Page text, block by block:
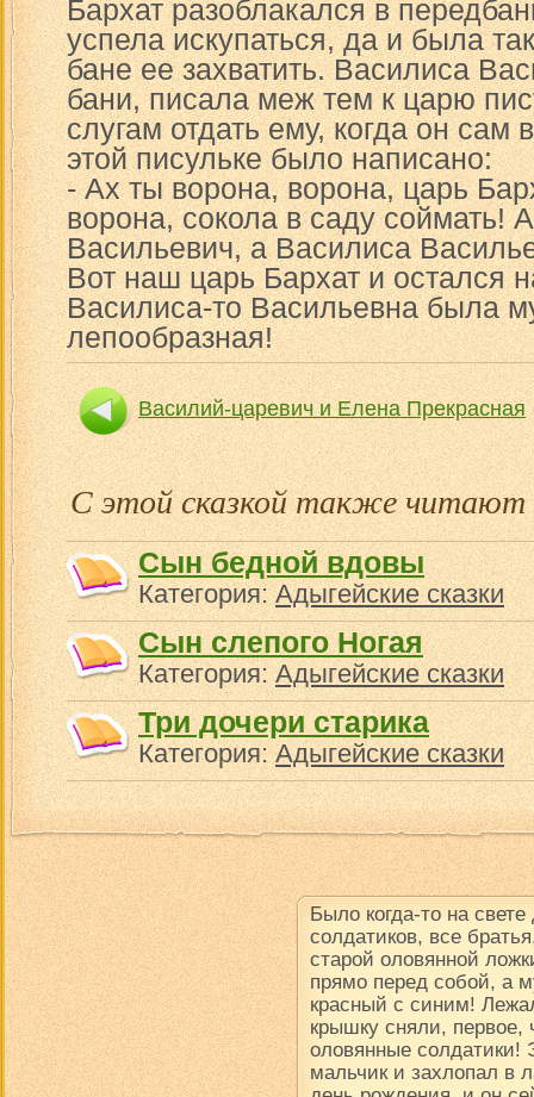
Бархат разоблакался в
успела искупаться, да и была
бане ее захватить. Василиса
бани, писала меж тем к царю
слугам отдать ему, когда он сам
этой писульке было написано:
- Ах ты ворона, ворона, царь
ворона, сокола в саду соймать!
Васильевич, а Василиса
Вот наш царь Бархат и остался
Василиса-то Васильевна была
лепообразная!
Василий-царевич и Елена Прекрасная
С этой сказкой также читают
Сын бедной вдовы
Категория:Адыгейские сказки
Сын слепого Ногая
Категория:Адыгейские сказки
Три дочери старика
Категория:Адыгейские сказки
Было когда-то на
солдатиков, все
старой оловянной
прямо перед собой, а
красный с синим!
крышку сняли,
оловянные солдатики!
мальчик и захлопал в